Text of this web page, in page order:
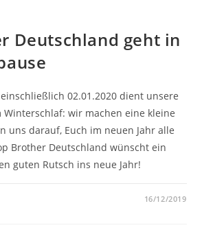
Deutschland geht in
02.01.2020 dient unsere
Winterschlaf: wir machen eine kleine
uns darauf, Euch im neuen Jahr alle
Brother Deutschland wünscht ein
guten Rutsch ins neue Jahr!
16/12/2019